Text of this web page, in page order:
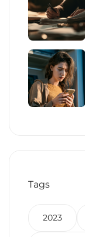
Tags
2023